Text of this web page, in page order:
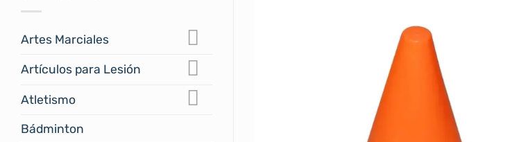
Artes Marciales
Artículos para Lesión
Atletismo
Bádminton